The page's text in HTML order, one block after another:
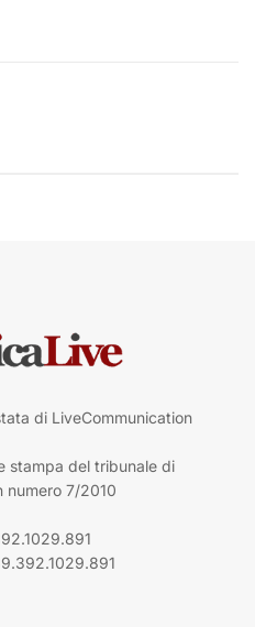
di LiveCommunication
stampa del tribunale di
numero 7/2010